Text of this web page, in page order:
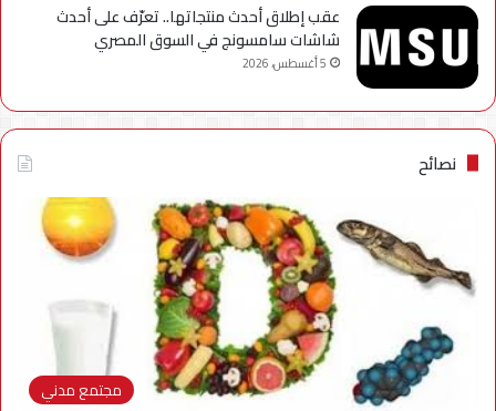
عقب إطلاق أحدث منتجاتها.. تعرّف على أحدث
شاشات سامسونج في السوق المصري
5 أغسطس، 2026
نصائح
مجتمع مدني